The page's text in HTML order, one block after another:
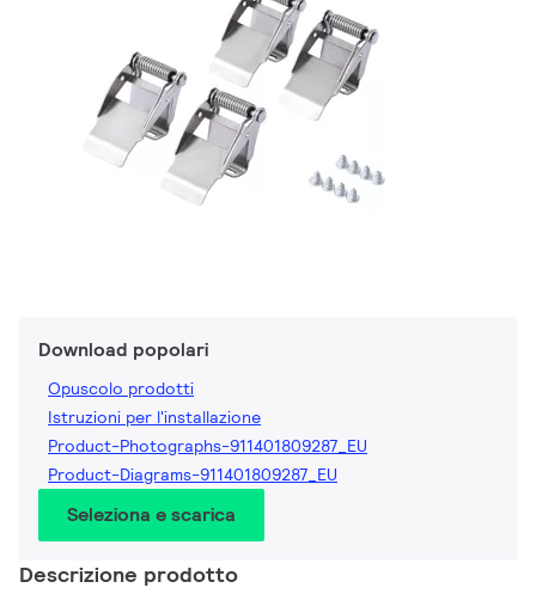
Download popolari
Opuscolo prodotti
Istruzioni per l'installazione
Product-Photographs-911401809287_EU
Product-Diagrams-911401809287_EU
Seleziona e scarica
Descrizione prodotto